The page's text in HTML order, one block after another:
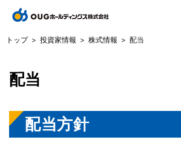
トップ 投資家情報 株式情報 配当
配当
配当方針